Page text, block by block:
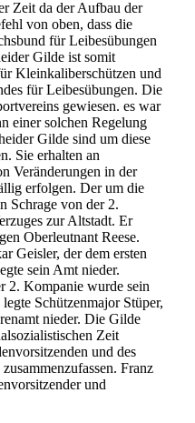
Zeit da der Aufbau der
von oben, dass die
für Leibesübungen
Gilde ist somit
Kleinkaliberschützen und
für Leibesübungen. Die
gewiesen. es war
einer solchen Regelung
Gilde sind um diese
Sie erhalten an
Veränderungen in der
erfolgen. Der um die
Schrage von der 2.
zur Altstadt. Er
Oberleutnant Reese.
Geisler, der dem ersten
sein Amt nieder.
2. Kompanie wurde sein
Schützenmajor Stüper,
nieder. Die Gilde
Zeit
und des
Franz
und